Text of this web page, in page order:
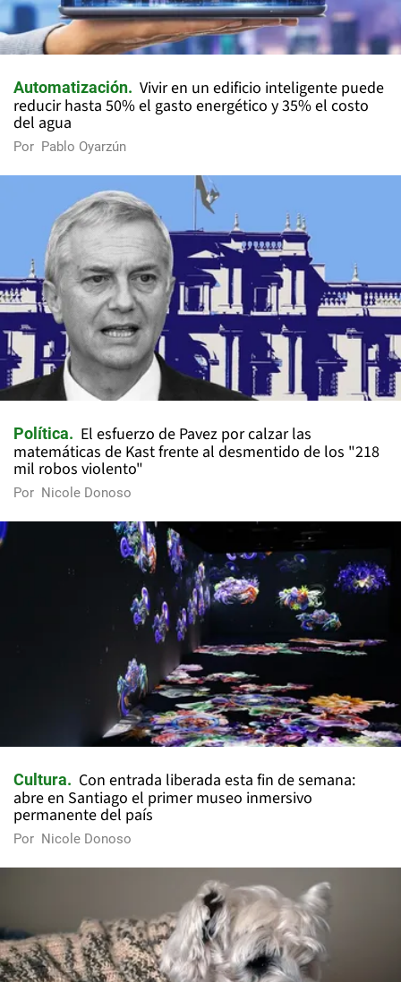
Automatización
Vivir en un edificio inteligente puede
reducir hasta 50% el gasto energético y 35% el costo
del agua
Por Pablo Oyarzún
Política
El esfuerzo de Pavez por calzar las
matemáticas de Kast frente al desmentido de los "218
mil robos violento"
Por Nicole Donoso
Cultura
Con entrada liberada esta fin de semana:
abre en Santiago el primer museo inmersivo
permanente del país
Por Nicole Donoso